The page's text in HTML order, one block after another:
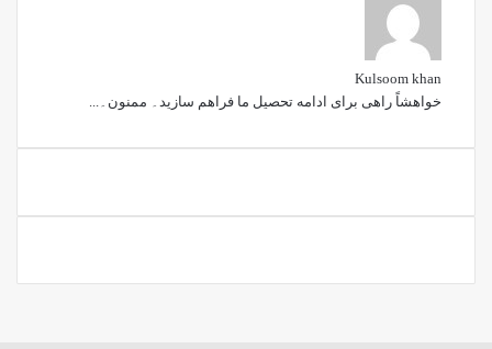
Kulsoom khan
خواھشاً راھی برای ادامه تحصیل ما فراھم سازید۔ ممنون۔...